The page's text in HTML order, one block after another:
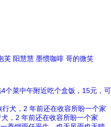
芙 阳慧慧 墨惯咖啡 哥的微笑
中午附近吃个盒饭，15元，可
，2 年前还在收容所盼一个家